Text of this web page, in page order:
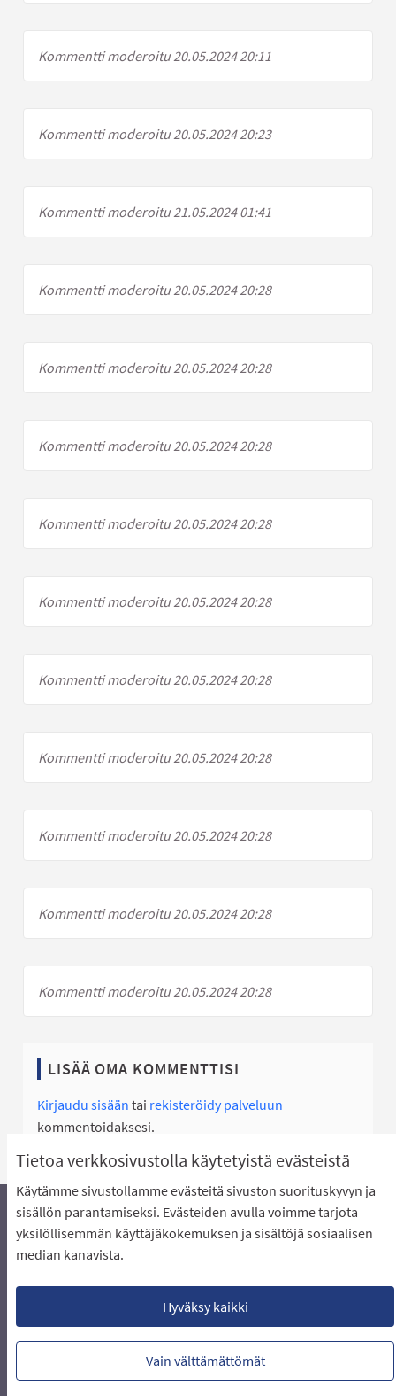
Tietoa verkkosivustolla käytetyistä evästeistä
Käytämme sivustollamme evästeitä sivuston suorituskyvyn ja
sisällön parantamiseksi. Evästeiden avulla voimme tarjota
yksilöllisemmän käyttäjäkokemuksen ja sisältöjä sosiaalisen
median kanavista.
Hyväksy kaikki
Vain välttämättömät
Kommentti moderoitu 20.05.2024 20:11
Kommentti moderoitu 20.05.2024 20:23
Kommentti moderoitu 21.05.2024 01:41
Kommentti moderoitu 20.05.2024 20:28
Kommentti moderoitu 20.05.2024 20:28
Kommentti moderoitu 20.05.2024 20:28
Kommentti moderoitu 20.05.2024 20:28
Kommentti moderoitu 20.05.2024 20:28
Kommentti moderoitu 20.05.2024 20:28
Kommentti moderoitu 20.05.2024 20:28
Kommentti moderoitu 20.05.2024 20:28
Kommentti moderoitu 20.05.2024 20:28
Kommentti moderoitu 20.05.2024 20:28
LISÄÄ OMA KOMMENTTISI
Kirjaudu sisään tai rekisteröidy palveluun
kommentoidaksesi.
Äänestyksen pikaohjeet
Usein kysytyt kysymykset
Näin äänestät Asukasbudjetissa
Lataa avoimet datatiedostot
Evästeasetukset
Verkkosivusto luotuvapaan ohjelmiston